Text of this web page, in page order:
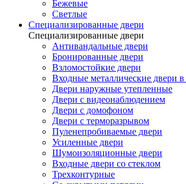
Бежевые
Светлые
Специализированные двери
Специализированные двери
Антивандальные двери
Бронированные двери
Взломостойкие двери
Входные металлические двери в
Двери наружные утепленные
Двери с видеонаблюдением
Двери с домофоном
Двери с терморазрывом
Пуленепробиваемые двери
Усиленные двери
Шумоизоляционные двери
Входные двери со стеклом
Трехконтурные